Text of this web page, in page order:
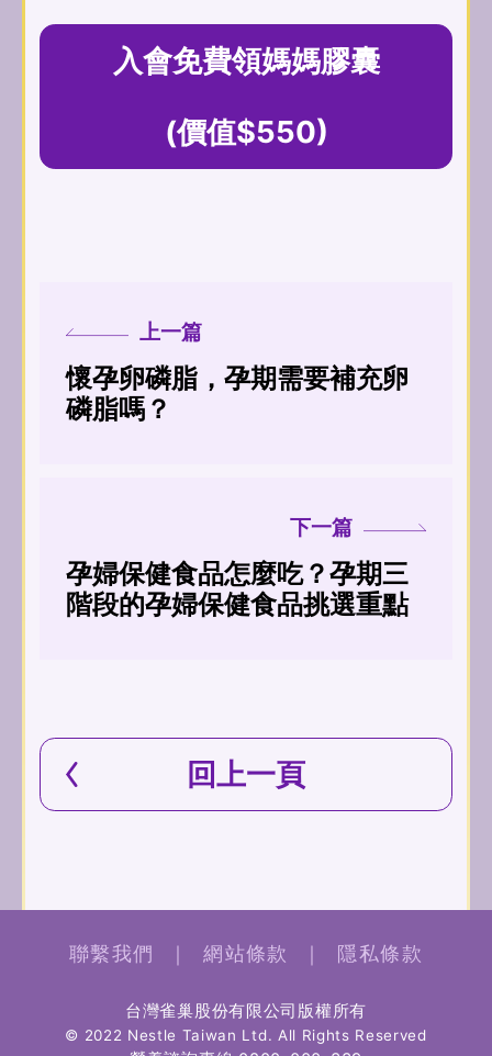
入會免費領媽媽膠囊
(價值$550)
上一篇
懷孕卵磷脂，孕期需要補充卵
磷脂嗎？
下一篇
孕婦保健食品怎麼吃？孕期三
階段的孕婦保健食品挑選重點
回上一頁
聯繫我們 ｜ 網站條款 ｜ 隱私條款
台灣雀巢股份有限公司版權所有
© 2022 Nestle Taiwan Ltd. All Rights Reserved